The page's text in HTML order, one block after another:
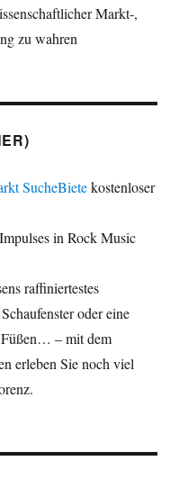
Markt-,
zu wahren
SucheBietekostenloser
in Rock Music
raffiniertestes
oder eine
– mit dem
erleben Sie noch viel